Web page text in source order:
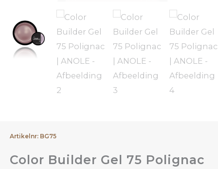
Artikelnr: BG75
Color Builder Gel 75 Polignac